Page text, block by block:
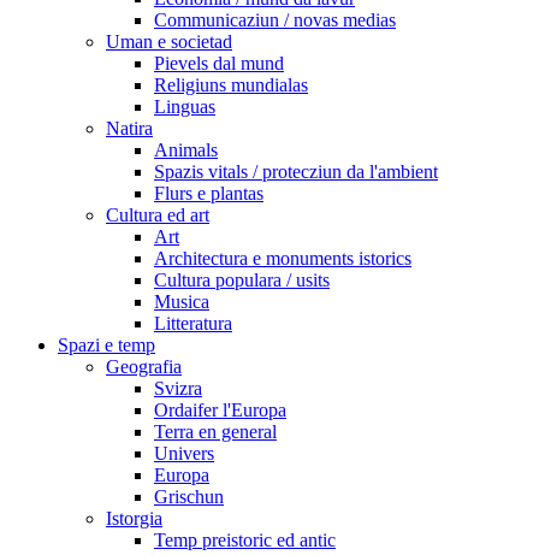
Communicaziun / novas medias
Uman e societad
Pievels dal mund
Religiuns mundialas
Linguas
Natira
Animals
Spazis vitals / protecziun da l'ambient
Flurs e plantas
Cultura ed art
Art
Architectura e monuments istorics
Cultura populara / usits
Musica
Litteratura
Spazi e temp
Geografia
Svizra
Ordaifer l'Europa
Terra en general
Univers
Europa
Grischun
Istorgia
Temp preistoric ed antic